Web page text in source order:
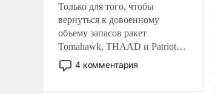
Только для того, чтобы
вернуться к довоенному
объему запасов ракет
Tomahawk, THAAD и Patriot
США потребуется более трех
лет. Даже небольшая война с
4 комментария